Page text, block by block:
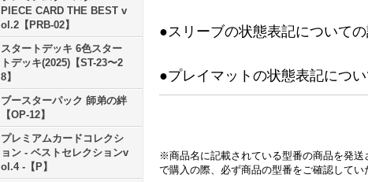
PIECE CARD THE BEST v
ol.2【PRB-02】
スタートデッキ 6色スター
トデッキ(2025)【ST-23〜2
8】
ブースターパック 師弟の絆
【OP-12】
プレミアムカードコレクシ
ョン - ベストセレクションv
ol.4 -【P】
●スリーブの状態表記について
●プレイマットの状態表記につ
※商品名に記載されている型番の商品を発
で購入の際、必ず商品の型番をご確認してい